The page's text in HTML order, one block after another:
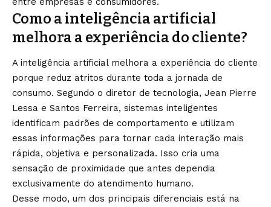
Como a inteligência artificial
melhora a experiência do cliente?
A inteligência artificial melhora a experiência do cliente
porque reduz atritos durante toda a jornada de
consumo. Segundo o diretor de tecnologia, Jean Pierre
Lessa e Santos Ferreira, sistemas inteligentes
identificam padrões de comportamento e utilizam
essas informações para tornar cada interação mais
rápida, objetiva e personalizada. Isso cria uma
sensação de proximidade que antes dependia
exclusivamente do atendimento humano.
Desse modo, um dos principais diferenciais está na